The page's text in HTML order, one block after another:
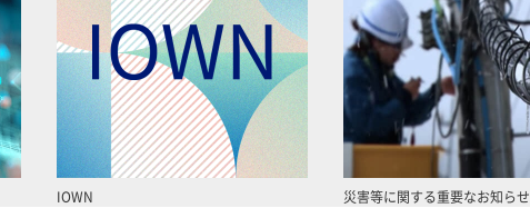
IOWN 災害等に関する重要なお知らせ